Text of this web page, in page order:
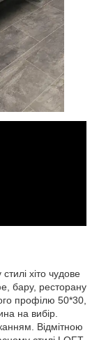
хіто чудове
бару, ресторану
профілю 50*30,
на вибір.
Відмітною